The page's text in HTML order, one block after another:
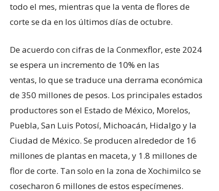
todo el mes, mientras que la venta de flores de
corte se da en los últimos días de octubre.
De acuerdo con cifras de la Conmexflor, este 2024
se espera un incremento de 10% en las
ventas, lo que se traduce una derrama económica
de 350 millones de pesos. Los principales estados
productores son el Estado de México, Morelos,
Puebla, San Luis Potosí, Michoacán, Hidalgo y la
Ciudad de México. Se producen alrededor de 16
millones de plantas en maceta, y 1.8 millones de
flor de corte. Tan solo en la zona de Xochimilco se
cosecharon 6 millones de estos especímenes.